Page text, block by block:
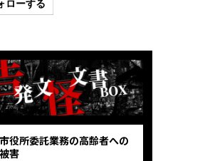
役所委託業務の高齢者への
害